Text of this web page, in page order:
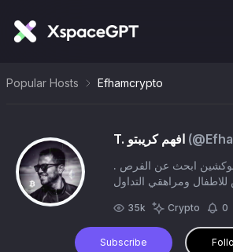
Popular Hosts Efhamcrypto
T. افهم كريبتو (@
. اعشق تقنية البلوكشين ابحث عن الفرص
ليس للاطفال ومراهقي التداول
35k Crypto 0
Subscribe